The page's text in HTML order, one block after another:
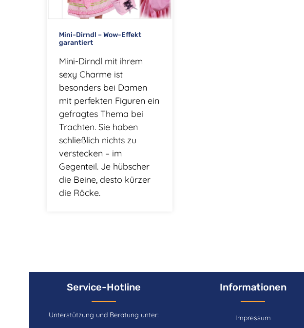
Mini-Dirndl – Wow-Effekt
garantiert
Mini-Dirndl mit ihrem
sexy Charme ist
besonders bei Damen
mit perfekten Figuren ein
gefragtes Thema bei
Trachten. Sie haben
schließlich nichts zu
verstecken – im
Gegenteil. Je hübscher
die Beine, desto kürzer
die Röcke.
Service-Hotline
Unterstützung und Beratung unter:
Informationen
Impressum